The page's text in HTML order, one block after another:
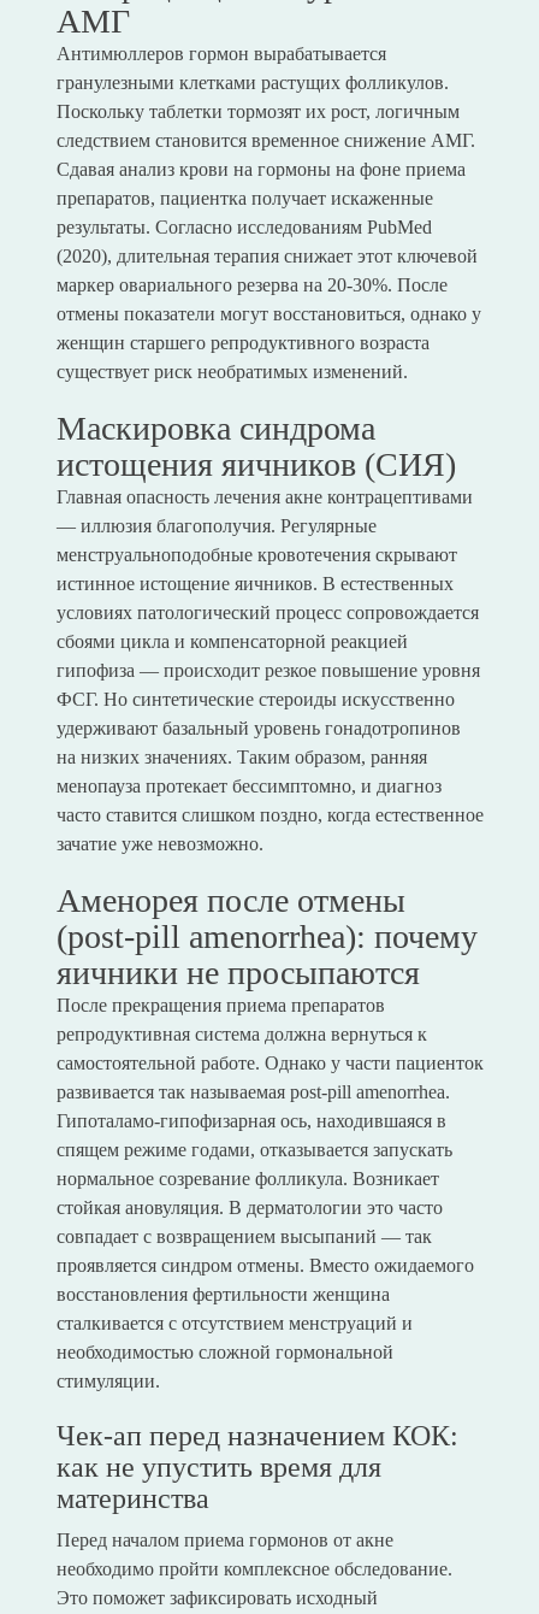
АМГ
Антимюллеров гормон вырабатывается
гранулезными клетками растущих фолликулов.
Поскольку таблетки тормозят их рост, логичным
следствием становится временное снижение АМГ.
Сдавая анализ крови на гормоны на фоне приема
препаратов, пациентка получает искаженные
результаты. Согласно исследованиям PubMed
(2020), длительная терапия снижает этот ключевой
маркер овариального резерва на 20-30%. После
отмены показатели могут восстановиться, однако у
женщин старшего репродуктивного возраста
существует риск необратимых изменений.
Маскировка синдрома
истощения яичников (СИЯ)
Главная опасность лечения акне контрацептивами
— иллюзия благополучия. Регулярные
менструальноподобные кровотечения скрывают
истинное истощение яичников. В естественных
условиях патологический процесс сопровождается
сбоями цикла и компенсаторной реакцией
гипофиза — происходит резкое повышение уровня
ФСГ. Но синтетические стероиды искусственно
удерживают базальный уровень гонадотропинов
на низких значениях. Таким образом, ранняя
менопауза протекает бессимптомно, и диагноз
часто ставится слишком поздно, когда естественное
зачатие уже невозможно.
Аменорея после отмены
(post-pill amenorrhea): почему
яичники не просыпаются
После прекращения приема препаратов
репродуктивная система должна вернуться к
самостоятельной работе. Однако у части пациенток
развивается так называемая post-pill amenorrhea.
Гипоталамо-гипофизарная ось, находившаяся в
спящем режиме годами, отказывается запускать
нормальное созревание фолликула. Возникает
стойкая ановуляция. В дерматологии это часто
совпадает с возвращением высыпаний — так
проявляется синдром отмены. Вместо ожидаемого
восстановления фертильности женщина
сталкивается с отсутствием менструаций и
необходимостью сложной гормональной
стимуляции.
Чек-ап перед назначением КОК:
как не упустить время для
материнства
Перед началом приема гормонов от акне
необходимо пройти комплексное обследование.
Это поможет зафиксировать исходный